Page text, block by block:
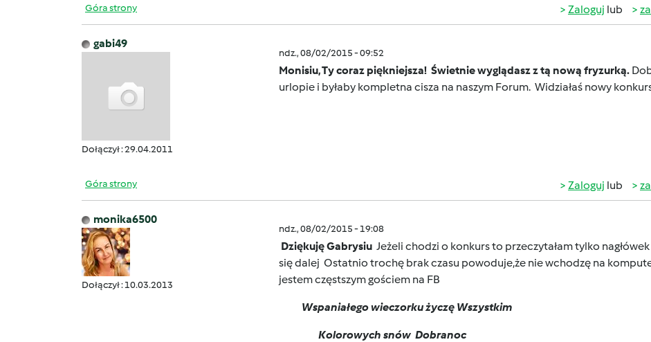
Góra strony Zaloguj lub
gabi49
Dołączył : 29.04.2011
ndz., 08/02/2015 - 09:52
Monisiu, Ty coraz piękniejsza! Świetnie wyglądasz z tą nową fryzurką.
urlopie i byłaby kompletna cisza na naszym Forum. Widziałaś nowy
Góra strony Zaloguj lub
monika6500
Dołączył : 10.03.2013
ndz., 08/02/2015 - 19:08
Dziękuję Gabrysiu Jeżeli chodzi o konkurs to przeczytałam tylko
się dalej Ostatnio trochę brak czasu powoduje,że nie wchodzę na
jestem częstszym gościem na FB
Wspaniałego wieczorku życzę Wszystkim
Kolorowych snów Dobranoc